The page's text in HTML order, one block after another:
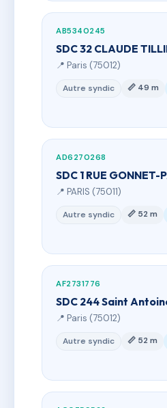
AB5340245
SDC 32 CLAUDE
📍 Paris (75012)
Autre syndic 📏 49 m
AD6270268
SDC 1 RUE GONNET-
📍 PARIS (75011)
Autre syndic 📏 52 m
AF2731776
SDC 244 Saint
📍 Paris (75012)
Autre syndic 📏 52 m